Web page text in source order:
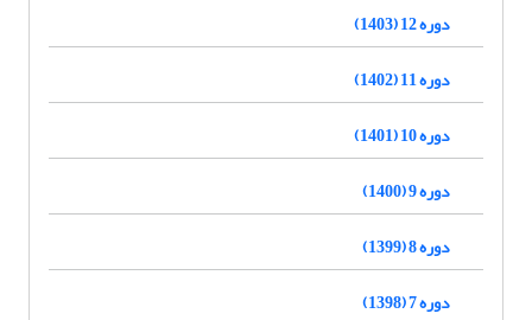
دوره 12 (1403)
دوره 11 (1402)
دوره 10 (1401)
دوره 9 (1400)
دوره 8 (1399)
دوره 7 (1398)